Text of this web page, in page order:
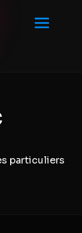
particuliers